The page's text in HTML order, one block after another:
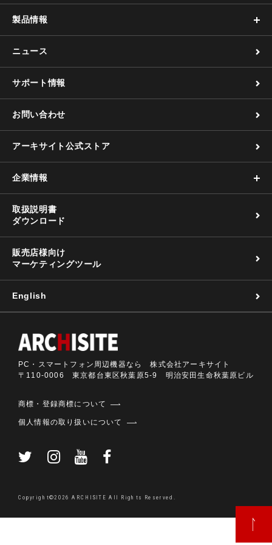
製品情報
ニュース
サポート情報
お問い合わせ
アーキサイト公式ストア
企業情報
取扱説明書
ダウンロード
販売店様向け
マーケティングツール
English
PC・スマートフォン周辺機器なら 株式会社アーキサイト
〒110-0006 東京都台東区秋葉原5-9 明治安田生命秋葉原ビル
商標・登録商標について
個人情報の取り扱いについて
Copyright©2026 ARCHISITE All Rights Reserved.